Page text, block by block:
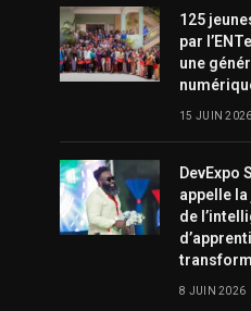
125
par
une
15 JUIN 2026
DevExpo
appelle
de
8 JUIN 2026